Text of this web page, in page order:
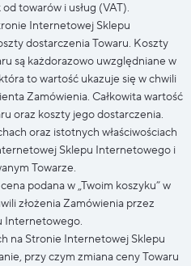
towarów i usług (VAT).
Internetowej Sklepu
dostarczenia Towaru. Koszty
są każdorazowo uwzględniane w
to wartość ukazuje się w chwili
Zamówienia. Całkowita wartość
oraz koszty jego dostarczenia.
oraz istotnych właściwościach
Sklepu Internetowego i
Towarze.
podana w „Twoim koszyku” w
złożenia Zamówienia przez
Internetowego.
na Stronie Internetowej Sklepu
przy czym zmiana ceny Towaru